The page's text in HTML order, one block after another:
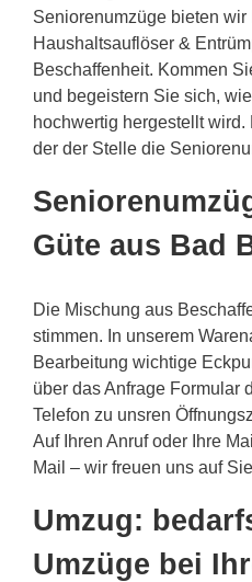
Seniorenumzüge bieten
Haushaltsauflöser &
Beschaffenheit. Kommen
und begeistern Sie sich,
hochwertig hergestellt
der der Stelle die
Güte aus Bad
Die Mischung aus
stimmen. In unserem
Bearbeitung wichtige
über das Anfrage Formular
Telefon zu unsren
Auf Ihren Anruf oder Ihre
Mail – wir freuen uns auf
Umzug:
Umzüge bei